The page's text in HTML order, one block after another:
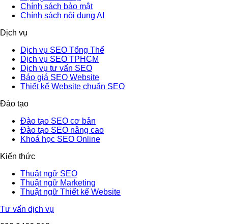
Chính sách bảo mật
Chính sách nội dung AI
Dịch vụ
Dịch vụ SEO Tổng Thể
Dịch vụ SEO TPHCM
Dịch vụ tư vấn SEO
Báo giá SEO Website
Thiết kế Website chuẩn SEO
Đào tạo
Đào tạo SEO cơ bản
Đào tạo SEO nâng cao
Khoá học SEO Online
Kiến thức
Thuật ngữ SEO
Thuật ngữ Marketing
Thuật ngữ Thiết kế Website
Tư vấn dịch vụ